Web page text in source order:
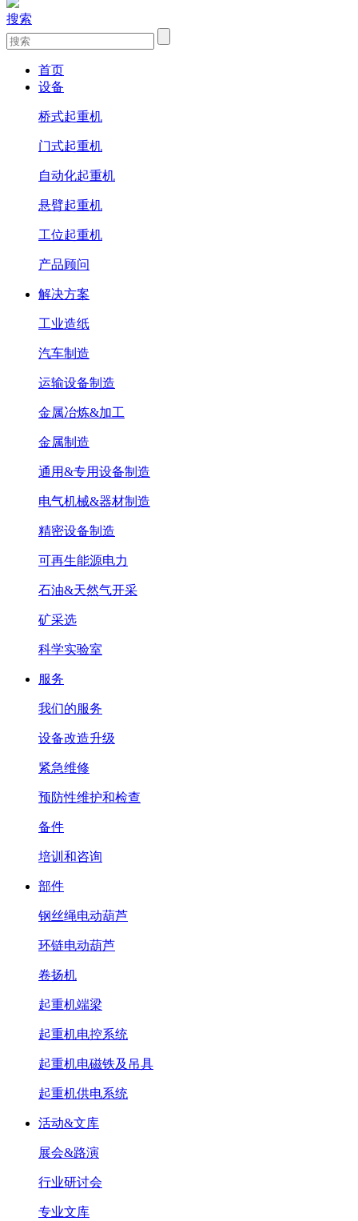
搜索
首页
设备
桥式起重机
门式起重机
自动化起重机
悬臂起重机
工位起重机
产品顾问
解决方案
工业造纸
汽车制造
运输设备制造
金属冶炼&加工
金属制造
通用&专用设备制造
电气机械&器材制造
精密设备制造
可再生能源电力
石油&天然气开采
矿采选
科学实验室
服务
我们的服务
设备改造升级
紧急维修
预防性维护和检查
备件
培训和咨询
部件
钢丝绳电动葫芦
环链电动葫芦
卷扬机
起重机端梁
起重机电控系统
起重机电磁铁及吊具
起重机供电系统
活动&文库
展会&路演
行业研讨会
专业文库